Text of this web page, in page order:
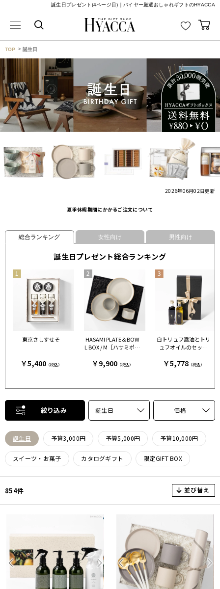
誕生日プレゼント(4ページ目)｜バイヤー厳選おしゃれギフトのHYACCA
TOP 誕生日
2026年06月02日更新
夏季休暇期間にかかるご注文について
総合ランキング 女性向け 男性向け
誕生日プレゼント総合ランキング
東京さしすせそ
￥5,400（税込）
HASAMI PLATE＆BOW
L BOX / M［ハサミポー
ミポーセリン］
￥9,900（税込）
白トリュフ醤油とトリ
ュフオイルのセット
AN］
￥5,778（税込）
絞り込み 誕生日 価格
誕生日 予算3,000円 予算5,000円 予算10,000円
スイーツ・お菓子 カタログギフト 限定GIFT BOX
854件 並び替え